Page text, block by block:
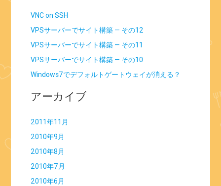
VNC on SSH
VPSサーバーでサイト構築 — その12
VPSサーバーでサイト構築 — その11
VPSサーバーでサイト構築 — その10
Windows7でデフォルトゲートウェイが消える？
アーカイブ
2011年11月
2010年9月
2010年8月
2010年7月
2010年6月